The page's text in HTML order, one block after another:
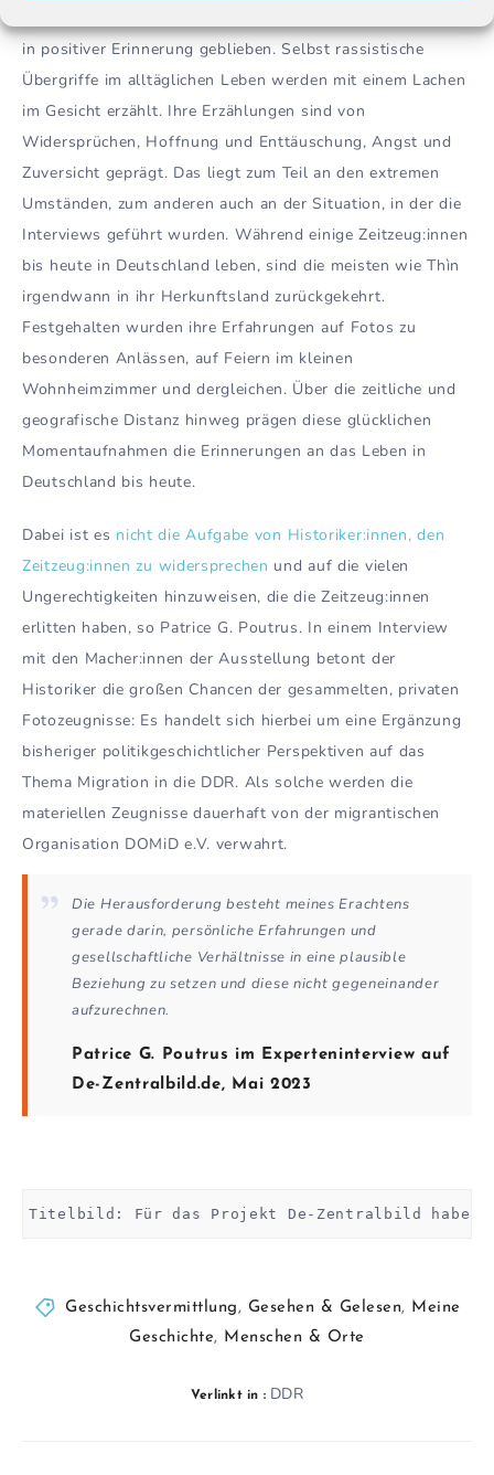
in positiver Erinnerung geblieben. Selbst rassistische
Übergriffe im alltäglichen Leben werden mit einem Lachen
im Gesicht erzählt. Ihre Erzählungen sind von
Widersprüchen, Hoffnung und Enttäuschung, Angst und
Zuversicht geprägt. Das liegt zum Teil an den extremen
Umständen, zum anderen auch an der Situation, in der die
Interviews geführt wurden. Während einige Zeitzeug:innen
bis heute in Deutschland leben, sind die meisten wie Thìn
irgendwann in ihr Herkunftsland zurückgekehrt.
Festgehalten wurden ihre Erfahrungen auf Fotos zu
besonderen Anlässen, auf Feiern im kleinen
Wohnheimzimmer und dergleichen. Über die zeitliche und
geografische Distanz hinweg prägen diese glücklichen
Momentaufnahmen die Erinnerungen an das Leben in
Deutschland bis heute.
Dabei ist es nicht die Aufgabe von Historiker:innen, den
Zeitzeug:innen zu widersprechen und auf die vielen
Ungerechtigkeiten hinzuweisen, die die Zeitzeug:innen
erlitten haben, so Patrice G. Poutrus. In einem Interview
mit den Macher:innen der Ausstellung betont der
Historiker die großen Chancen der gesammelten, privaten
Fotozeugnisse: Es handelt sich hierbei um eine Ergänzung
bisheriger politikgeschichtlicher Perspektiven auf das
Thema Migration in die DDR. Als solche werden die
materiellen Zeugnisse dauerhaft von der migrantischen
Organisation DOMiD e.V. verwahrt.
Die Herausforderung besteht meines Erachtens
gerade darin, persönliche Erfahrungen und
gesellschaftliche Verhältnisse in eine plausible
Beziehung zu setzen und diese nicht gegeneinander
aufzurechnen.
Patrice G. Poutrus im Experteninterview auf
De-Zentralbild.de, Mai 2023
Titelbild: Für das Projekt De-Zentralbild haben
Geschichtsvermittlung, Gesehen & Gelesen, Meine
Geschichte, Menschen & Orte
Verlinkt in : DDR